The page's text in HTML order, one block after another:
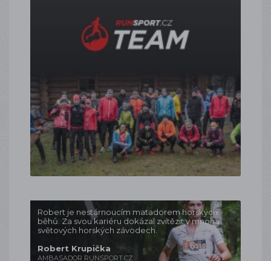
Robert je nestárnoucím matadorem horských
běhů. Za svou kariéru dokázal zvítězit v mnoha
světových horských závodech.
Robert Krupička
AMBASADOR RUNSPORT.CZ